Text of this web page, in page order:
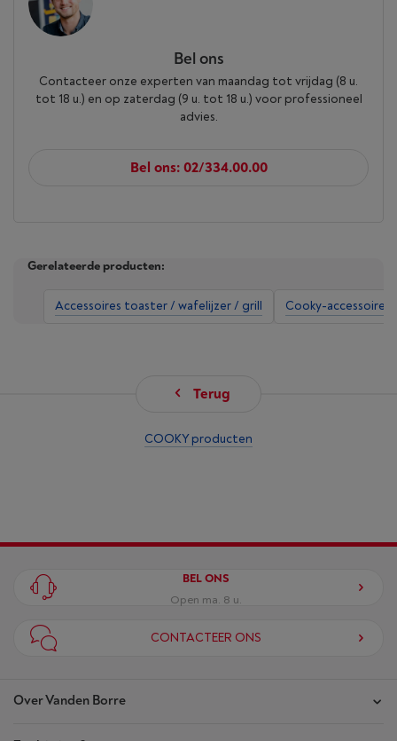
Bel ons
Contacteer onze experten van maandag tot vrijdag (8 u.
tot 18 u.) en op zaterdag (9 u. tot 18 u.) voor professioneel
advies.
Bel ons: 02/334.00.00
Gerelateerde producten:
Accessoires toaster / wafelijzer / grill Cooky-
Terug
COOKY producten
Over Vanden Borre
BEL ONS
Open ma. 8 u.
CONTACTEER ONS